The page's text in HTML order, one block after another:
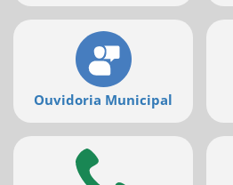
Ouvidoria Municipal